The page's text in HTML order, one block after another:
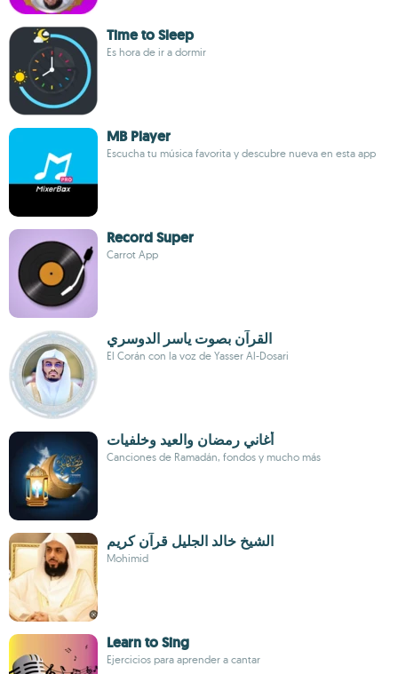
Time to Sleep
Es hora de ir a dormir
MB Player
Escucha tu música favorita y descubre nueva en esta app
Record Super
Carrot App
القرآن بصوت ياسر الدوسري
El Corán con la voz de Yasser Al-Dosari
أغاني رمضان والعيد وخلفيات
Canciones de Ramadán, fondos y mucho más
الشيخ خالد الجليل قرآن كريم
Mohimid
Learn to Sing
Ejercicios para aprender a cantar